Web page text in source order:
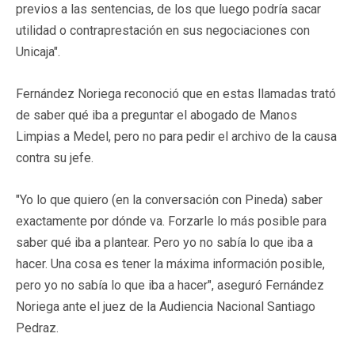
previos a las sentencias, de los que luego podría sacar
utilidad o contraprestación en sus negociaciones con
Unicaja".
Fernández Noriega reconoció que en estas llamadas trató
de saber qué iba a preguntar el abogado de Manos
Limpias a Medel, pero no para pedir el archivo de la causa
contra su jefe.
"Yo lo que quiero (en la conversación con Pineda) saber
exactamente por dónde va. Forzarle lo más posible para
saber qué iba a plantear. Pero yo no sabía lo que iba a
hacer. Una cosa es tener la máxima información posible,
pero yo no sabía lo que iba a hacer", aseguró Fernández
Noriega ante el juez de la Audiencia Nacional Santiago
Pedraz.